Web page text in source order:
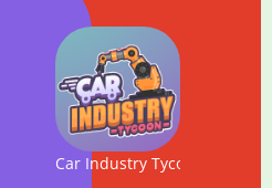
Tycoon
Car Industry Tycoon - Idle